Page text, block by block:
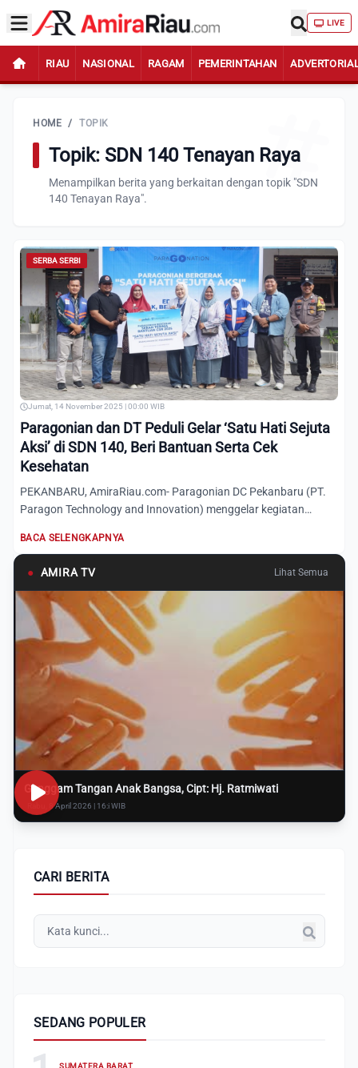
LIVE
RIAU NASIONAL RAGAM PEMERINTAHAN
HOME / TOPIK
Topik: SDN 140 Tenayan Raya
Menampilkan berita yang berkaitan dengan topik "SDN
140 Tenayan Raya".
SERBA SERBI
Jumat, 14 November 2025 | 00:00 WIB
Paragonian dan DT Peduli Gelar ‘Satu Hati Sejuta
Aksi’ di SDN 140, Beri Bantuan Serta Cek
Kesehatan
PEKANBARU, AmiraRiau.com- Paragonian DC Pekanbaru (PT.
Paragon Technology and Innovation) menggelar kegiatan
BACA SELENGKAPNYA
● AMIRA TV Lihat Semua
Genggam Tangan Anak Bangsa, Cipt: Hj. Ratmiwati
Rabu, 8 April 2026 | 16:i WIB
CARI BERITA
SEDANG POPULER
SUMATERA BARAT